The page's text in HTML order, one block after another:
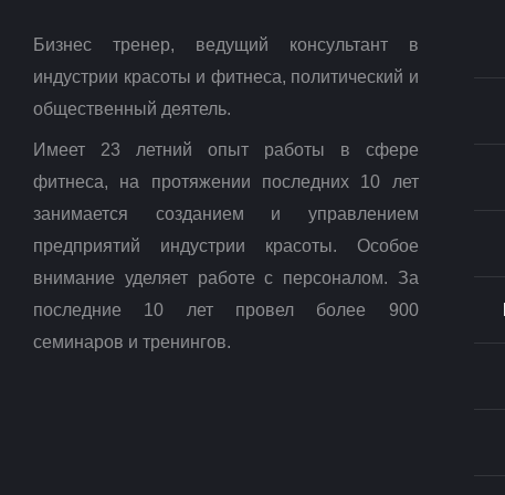
Бизнес тренер, ведущий консультант в
индустрии красоты и фитнеса, политический и
общественный деятель.
Имеет 23 летний опыт работы в сфере
фитнеса, на протяжении последних 10 лет
занимается созданием и управлением
предприятий индустрии красоты. Особое
внимание уделяет работе с персоналом. За
последние 10 лет провел более 900
семинаров и тренингов.